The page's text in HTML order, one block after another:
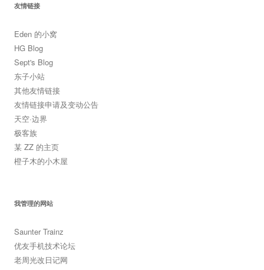
友情链接
Eden 的小窝
HG Blog
Sept's Blog
东子小站
其他友情链接
友情链接申请及变动公告
天空·边界
极客族
某 ZZ 的主页
橙子木的小木屋
我管理的网站
Saunter Trainz
优友手机技术论坛
老周光改日记网